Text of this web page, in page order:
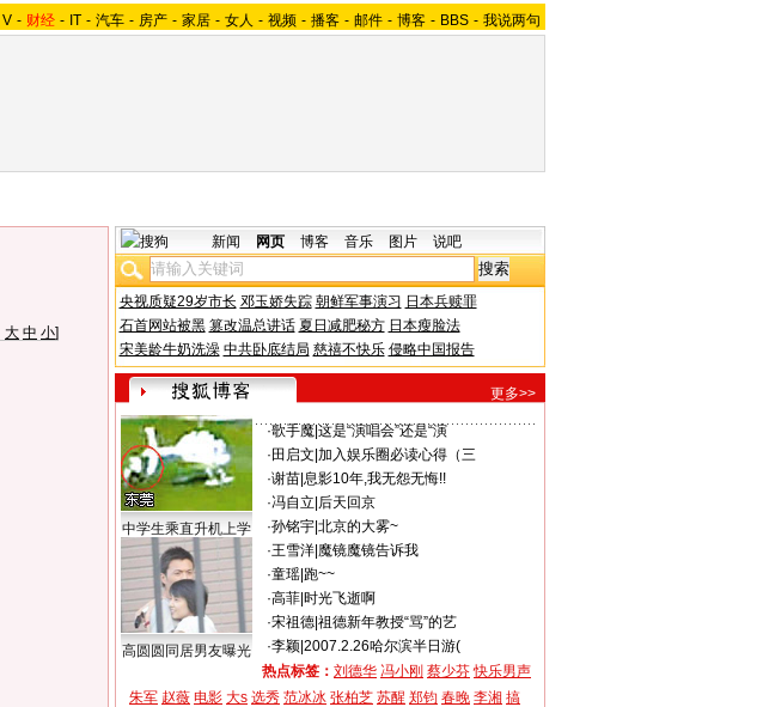
V - 财经 - IT - 汽车 - 房产 - 家居 - 女人 - 视频 - 播客 - 邮件 - 博客 - BBS - 我说两句
大 中 小]
新闻 网页 博客 音乐 图片 说吧
央视质疑29岁市长 邓玉娇失踪 朝鲜军事演习 日本兵赎罪
石首网站被黑 篡改温总讲话 夏日减肥秘方 日本瘦脸法
宋美龄牛奶洗澡 中共卧底结局 慈禧不快乐 侵略中国报告
更多>>
中学生乘直升机上学
高圆圆同居男友曝光
·歌手魔| 这是“演唱会”还是“演
· 田启文 加入娱乐圈必读心得（三
·谢苗| 息影10年,我无怨无悔!!
·冯自立 后天回京
·孙铭宇| 北京的大雾~
·王雪洋| 魔镜魔镜告诉我
·童瑶| 跑~~
·高菲| 时光飞逝啊
·宋祖德| 祖德新年教授“骂”的艺
·李颖| 2007.2.26哈尔滨半日游(
热点标签： 刘德华 冯小刚 蔡少芬 快乐男声
朱军 赵薇 电影 大s 选秀 范冰冰 张柏芝 苏醒 郑钧 春晚 李湘 搞